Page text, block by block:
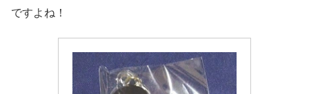
ですよね！